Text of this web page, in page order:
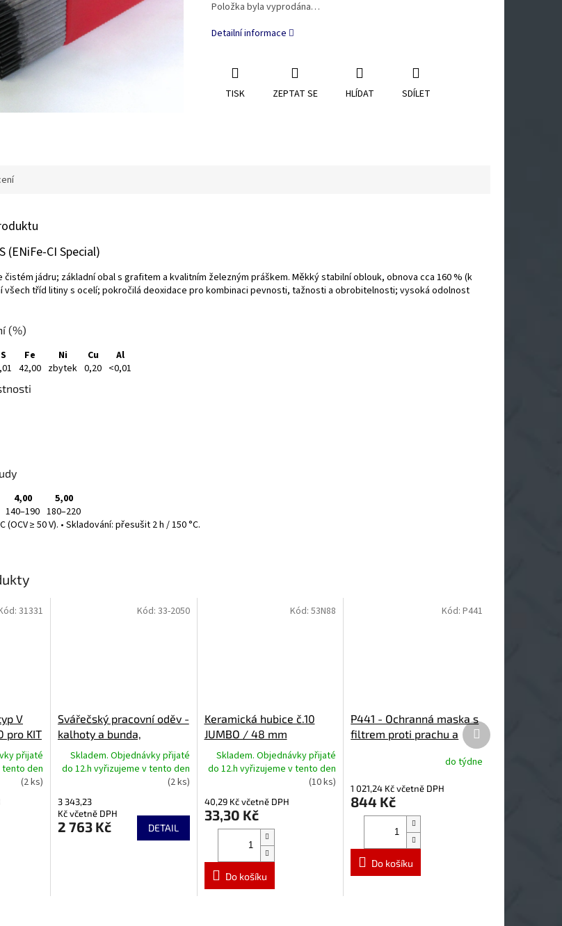
Položka byla vyprodána…
Detailní informace
TISK ZEPTAT SE HLÍDAT SDÍLET
(ENiFe-CI Special)
čistém jádru; základní obal s grafitem a kvalitním železným práškem. Měkký stabilní oblouk, obnova cca 160 % (k
všech tříd litiny s ocelí; pokročilá deoxidace pro kombinaci pevnosti, tažnosti a obrobitelnosti; vysoká odolnost
(%)
S Fe Ni Cu
Al
42,00 zbytek 0,20 <0,01
4,00
5,00
140–190 180–220
(OCV ≥ 50 V). • Skladování: přesušit 2 h / 150 °C.
V
pro KIT
přijaté
tento den
(2 ks)
31331
Svářečský pracovní oděv -
kalhoty a bunda,
nehořlavé, odolné proti
roztržení
Skladem. Objednávky přijaté
do 12.h vyřizujeme v tento den
(2 ks)
3 343,23
Kč včetně DPH
2 763 Kč DETAIL
Kód: 33-2050
Keramická hubice č.10
JUMBO / 48 mm
Skladem. Objednávky přijaté
do 12.h vyřizujeme v tento den
(10 ks)
40,29 Kč včetně DPH
33,30 Kč
Do košíku
Kód:53N88
P441 - Ochranná maska s
filtrem proti prachu a
do týdne
1 021,24 Kč včetně DPH
844 Kč
Do košíku
Kód: P441
Další
produkt